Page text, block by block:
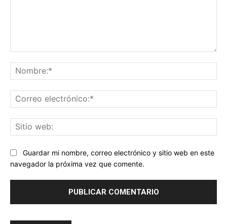
Guardar mi nombre, correo electrónico y sitio web en este
navegador la próxima vez que comente.